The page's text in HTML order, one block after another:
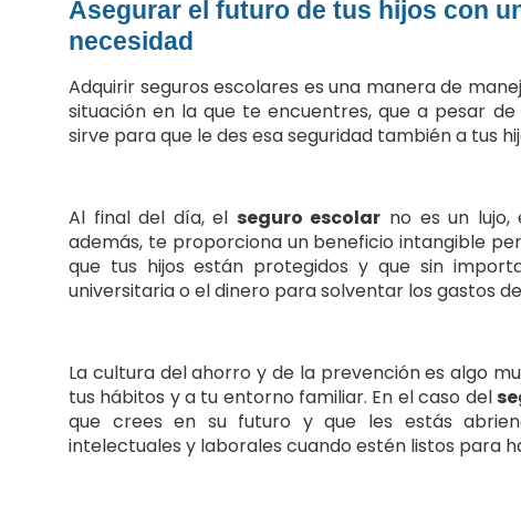
Asegurar el futuro de tus hijos con
necesidad
Adquirir seguros escolares es una manera de
situación en la que te encuentres, que a pesar
sirve para que le des esa seguridad también a tus
Al final del día, el seguro escolar no es un lujo,
además, te proporciona un beneficio intangible
que tus hijos están protegidos y que sin
universitaria o el dinero para solventar los gastos
La cultura del ahorro y de la prevención es algo
tus hábitos y a tu entorno familiar. En el caso del
que crees en su futuro y que les estás
intelectuales y laborales cuando estén listos para